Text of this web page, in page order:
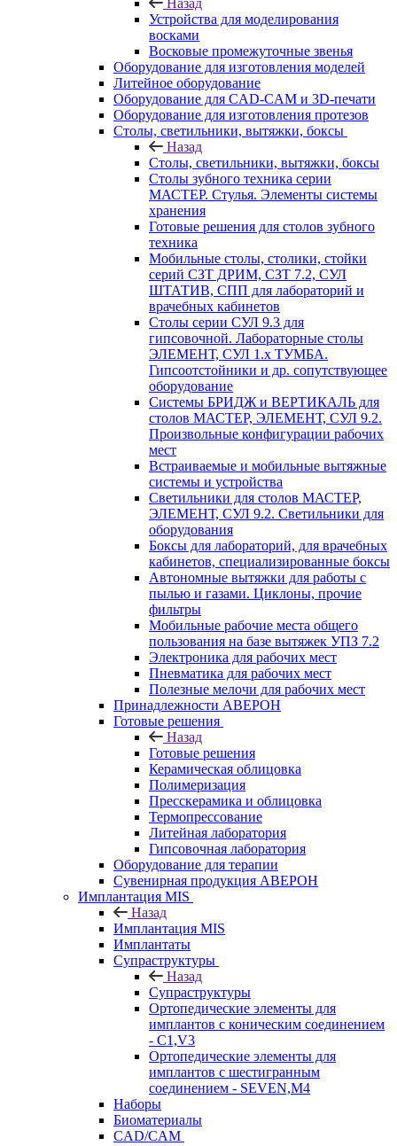
Назад
Устройства для моделирования
восками
Восковые промежуточные звенья
Оборудование для изготовления моделей
Литейное оборудование
Оборудование для CAD-CAM и 3D-печати
Оборудование для изготовления протезов
Cтолы, светильники, вытяжки, боксы
Назад
Cтолы, светильники, вытяжки, боксы
Столы зубного техника серии
МАСТЕР. Стулья. Элементы системы
хранения
Готовые решения для столов зубного
техника
Мобильные столы, столики, стойки
серий СЗТ ДРИМ, СЗТ 7.2, СУЛ
ШТАТИВ, СПП для лабораторий и
врачебных кабинетов
Столы серии СУЛ 9.3 для
гипсовочной. Лабораторные столы
ЭЛЕМЕНТ, СУЛ 1.х ТУМБА.
Гипсоотстойники и др. сопутствующее
оборудование
Системы БРИДЖ и ВЕРТИКАЛЬ для
столов МАСТЕР, ЭЛЕМЕНТ, СУЛ 9.2.
Произвольные конфигурации рабочих
мест
Встраиваемые и мобильные вытяжные
системы и устройства
Светильники для столов МАСТЕР,
ЭЛЕМЕНТ, СУЛ 9.2. Светильники для
оборудования
Боксы для лабораторий, для врачебных
кабинетов, специализированные боксы
Автономные вытяжки для работы с
пылью и газами. Циклоны, прочие
фильтры
Мобильные рабочие места общего
пользования на базе вытяжек УПЗ 7.2
Электроника для рабочих мест
Пневматика для рабочих мест
Полезные мелочи для рабочих мест
Принадлежности АВЕРОН
Готовые решения
Назад
Готовые решения
Керамическая облицовка
Полимеризация
Пресскерамика и облицовка
Термопрессование
Литейная лаборатория
Гипсовочная лаборатория
Оборудование для терапии
Сувенирная продукция АВЕРОН
Имплантация MIS
Назад
Имплантация MIS
Имплантаты
Супраструктуры
Назад
Супраструктуры
Ортопедические элементы для
имплантов с коническим соединением
- C1,V3
Ортопедические элементы для
имплантов с шестигранным
соединением - SEVEN,M4
Наборы
Биоматериалы
CAD/CAM